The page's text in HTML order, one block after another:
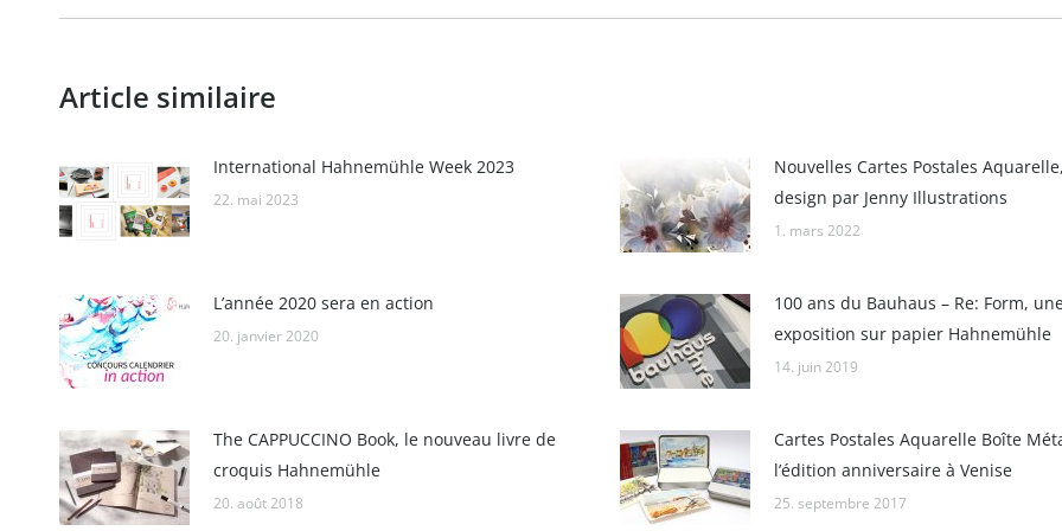
Article similaire
International Hahnemühle Week 2023
22. mai 2023
Nouvelles Cartes Postales Aquarelle,
design par Jenny Illustrations
1. mars 2022
L’année 2020 sera en action
20. janvier 2020
100 ans du Bauhaus – Re: Form,
exposition sur papier Hahnemühle
14. juin 2019
The CAPPUCCINO Book, le nouveau livre de
croquis Hahnemühle
20. août 2018
Cartes Postales Aquarelle Boîte
l’édition anniversaire à Venise
25. septembre 2017